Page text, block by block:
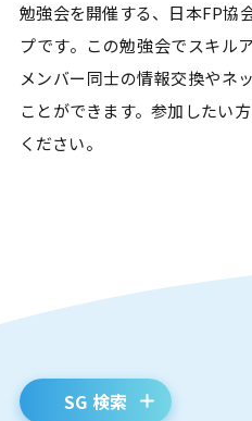
勉強会を開催する、日本FP協
プです。この勉強会でスキル
メンバー同士の情報交換やネ
ことができます。参加したい
ください。
SG 検索